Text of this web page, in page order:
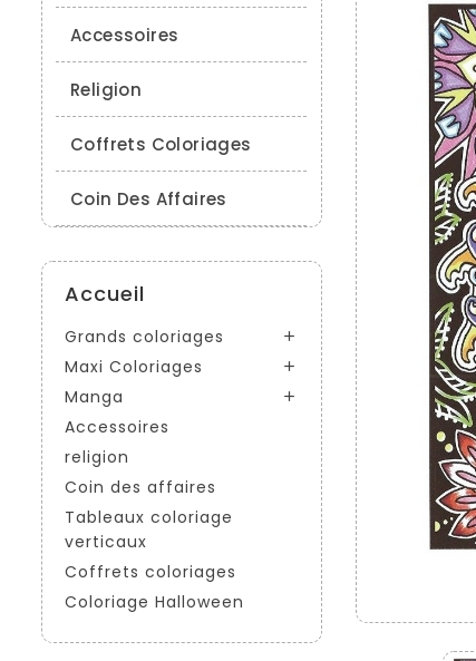
Accessoires
Religion
Coffrets Coloriages
Coin Des Affaires
Accueil
Grands coloriages 
Maxi Coloriages 
Manga 
Accessoires
religion
Coin des affaires
Tableaux coloriage
verticaux
Coffrets coloriages
Coloriage Halloween